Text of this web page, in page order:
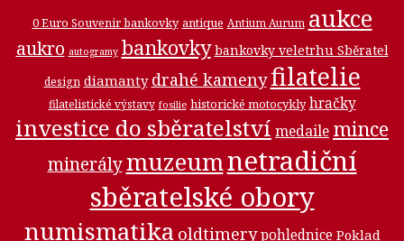
0 Euro Souvenir bankovky antique Antium Aurum aukce
aukro autogramy bankovky bankovky veletrhu Sběratel
design diamanty drahé kamenyfilatelie
filatelistické výstavy fosilie historické motocykly hračky
investice do sběratelství medaile mince
minerálymuzeumnetradiční
sběratelské obory
numismatika oldtimery pohlednice Poklad